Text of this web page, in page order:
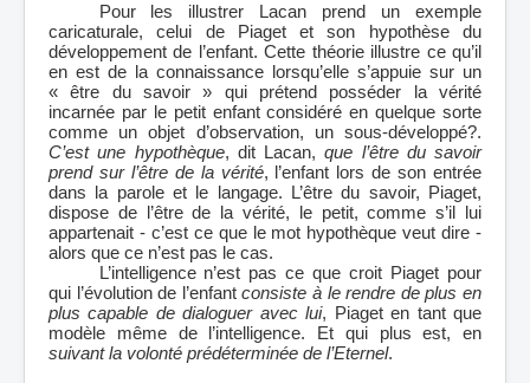
Pour les illustrer Lacan prend un exemple
caricaturale, celui de Piaget et son hypothèse du
développement de l’enfant. Cette théorie illustre ce qu’il
en est de la connaissance lorsqu’elle s’appuie sur un
« être du savoir » qui prétend posséder la vérité
incarnée par le petit enfant considéré en quelque sorte
comme un objet d’observation, un sous-développé?.
C’est une hypothèque, dit Lacan,que l’être du savoir
prend sur l’être de la vérité, l’enfant lors de son entrée
dans la parole et le langage. L’être du savoir, Piaget,
dispose de l’être de la vérité, le petit, comme s’il lui
appartenait - c’est ce que le mot hypothèque veut dire -
alors que ce n’est pas le cas.
L’intelligence n’est pas ce que croit Piaget pour
qui l’évolution de l’enfantconsiste à le rendre de plus en
plus capable de dialoguer avec lui, Piaget en tant que
modèle même de l’intelligence. Et qui plus est, en
suivant la volonté prédéterminée de l’Eternel.